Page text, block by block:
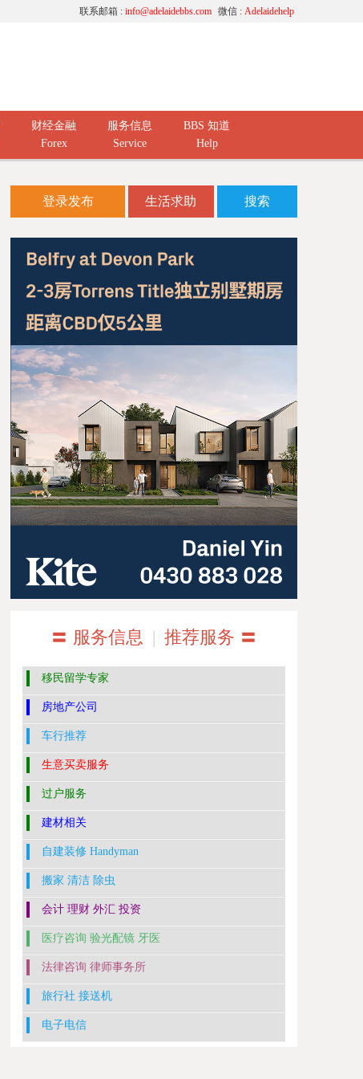
微信 : Adelaidehelp
联系邮箱 : info@adelaidebbs.com
财经金融
Forex
服务信息
Service
BBS 知道
Help
登录发布 生活求助 搜索
〓 服务信息 | 推荐服务 〓
移民留学专家
房地产公司
车行推荐
生意买卖服务
过户服务
建材相关
自建装修 Handyman
搬家 清洁 除虫
会计 理财 外汇 投资
医疗咨询 验光配镜 牙医
法律咨询 律师事务所
旅行社 接送机
电子电信